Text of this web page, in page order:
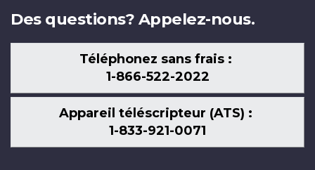
Des questions? Appelez-nous.
Téléphonez sans frais :
1-866-522-2022
Appareil téléscripteur (ATS) :
1-833-921-0071